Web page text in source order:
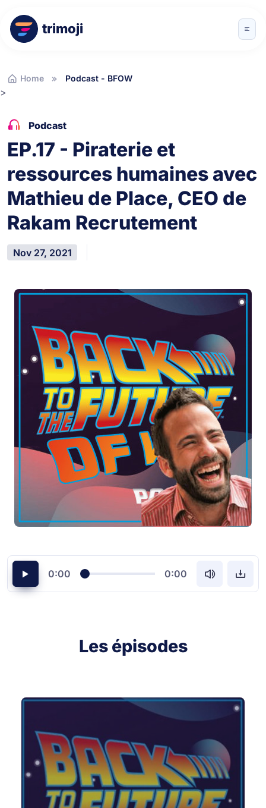
trimoji
Home Podcast - BFOW
>
Podcast
EP.17 - Piraterie et
ressources humaines avec
Mathieu de Place, CEO de
Rakam Recrutement
Nov 27, 2021
0:00 0:00
Les épisodes